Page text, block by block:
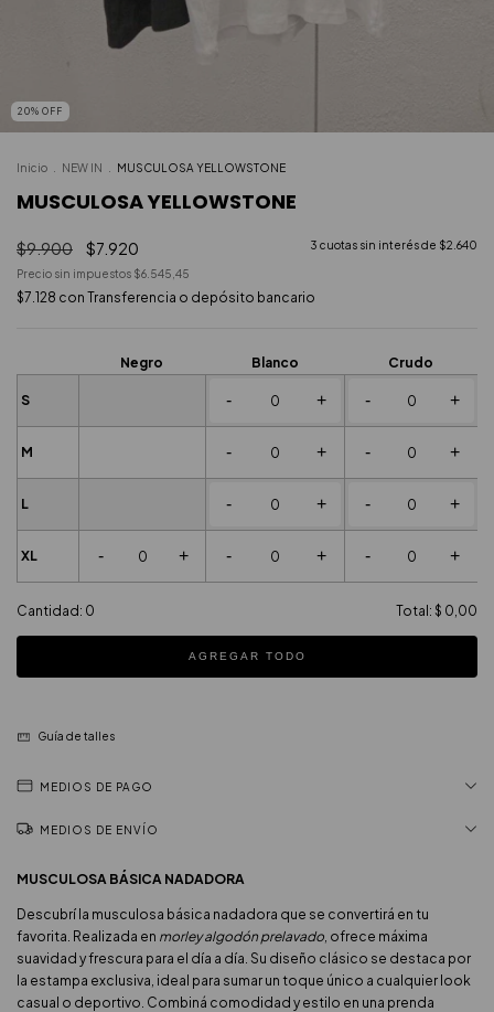
20% OFF
Inicio . NEW IN . MUSCULOSA YELLOWSTONE
MUSCULOSA YELLOWSTONE
$9.900 $7.920 3 cuotas sin interés de $2.640
Precio sin impuestos $6.545,45
$7.128 con Transferencia o depósito bancario
Negro Blanco Crudo
S - + - +
M - + - +
L - + - +
XL - + - + - +
Cantidad: 0 Total: $ 0,00
AGREGAR TODO
Guía de talles
MEDIOS DE PAGO
MEDIOS DE ENVÍO
MUSCULOSA BÁSICA NADADORA
Descubrí la musculosa básica nadadora que se convertirá en tu
favorita. Realizada en morley algodón prelavado , ofrece máxima
suavidad y frescura para el día a día. Su diseño clásico se destaca por
la estampa exclusiva, ideal para sumar un toque único a cualquier look
casual o deportivo. Combiná comodidad y estilo en una prenda